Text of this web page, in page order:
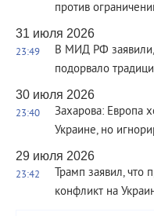
против
31 июля 2026
23:49
В МИД РФ заявили,
подорвало
30 июля 2026
23:40
Захарова: Европа
Украине, но
29 июля 2026
23:42
Трамп заявил, что
конфликт на